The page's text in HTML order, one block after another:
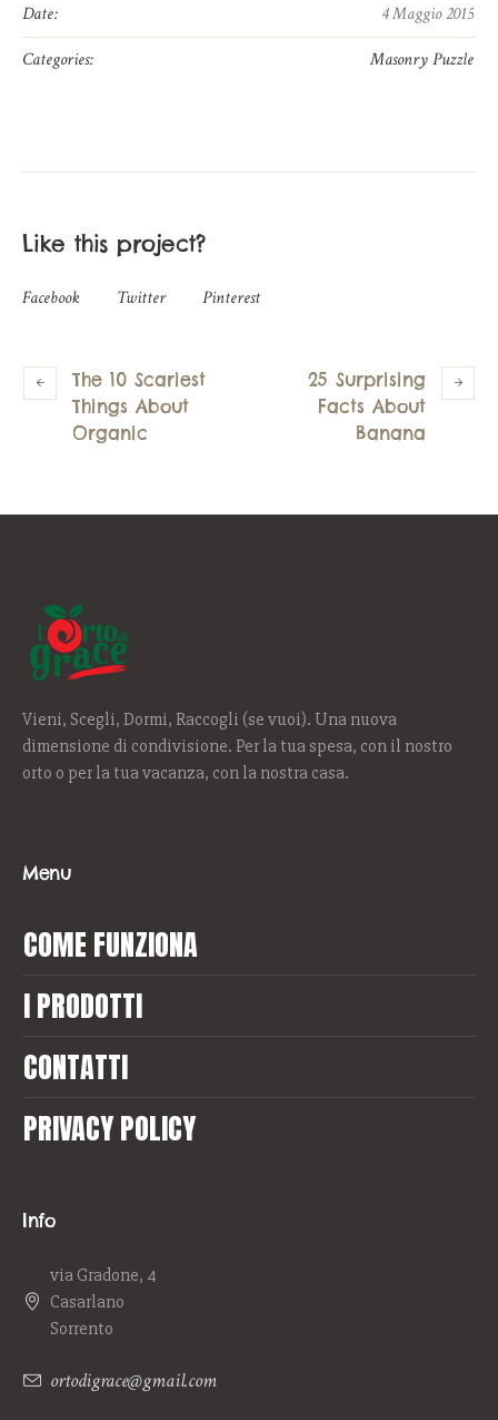
Date:
4 Maggio 2015
Categories:
Masonry Puzzle
Like this project?
Facebook Twitter Pinterest
The 10 Scariest
Things About
Organic
25 Surprising
Facts About
Banana
Vieni, Scegli, Dormi, Raccogli (se vuoi). Una nuova
dimensione di condivisione. Per la tua spesa, con il nostro
orto o per la tua vacanza, con la nostra casa.
Menu
COME FUNZIONA
I PRODOTTI
CONTATTI
PRIVACY POLICY
Info
via Gradone, 4
Casarlano
Sorrento
ortodigrace@gmail.com